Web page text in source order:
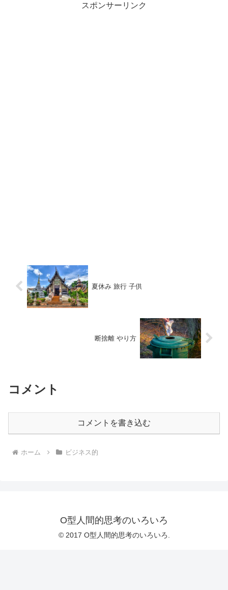
スポンサーリンク
夏休み 旅行 子供
断捨離 やり方
コメント
コメントを書き込む
ホーム ビジネス的
O型人間的思考のいろいろ
© 2017 O型人間的思考のいろいろ.